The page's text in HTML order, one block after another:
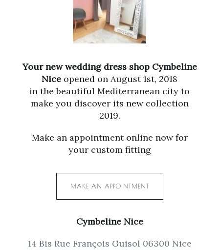
Your new wedding dress shop Cymbeline
Nice opened on August 1st, 2018
in the beautiful Mediterranean city to
make you discover its new collection
2019.
Make an appointment online now for
your custom fitting
MAKE AN APPOINTMENT
Cymbeline Nice
14 Bis Rue François Guisol 06300 Nice